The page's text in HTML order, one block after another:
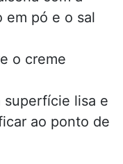
pó e o sal
o creme
superfície lisa e
ao ponto de